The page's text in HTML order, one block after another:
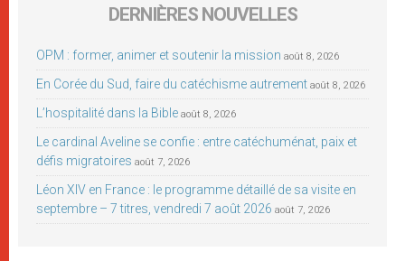
DERNIÈRES NOUVELLES
OPM : former, animer et soutenir la mission août 8, 2026
En Corée du Sud, faire du catéchisme autrement août 8, 2026
L’hospitalité dans la Bible août 8, 2026
Le cardinal Aveline se confie : entre catéchuménat, paix et
défis migratoires août 7, 2026
Léon XIV en France : le programme détaillé de sa visite en
septembre – 7 titres, vendredi 7 août 2026 août 7, 2026